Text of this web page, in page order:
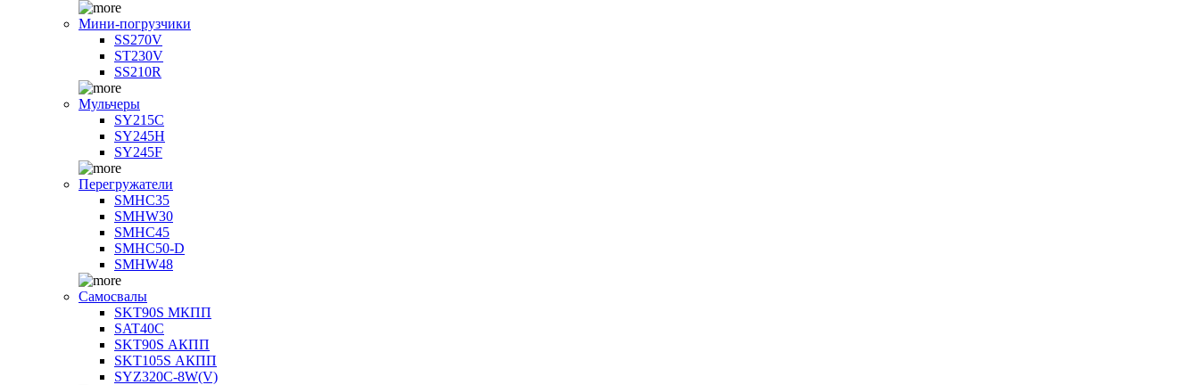
Мини-погрузчики
SS270V
ST230V
SS210R
Мульчеры
SY215C
SY245H
SY245F
Перегружатели
SMHC35
SMHW30
SMHC45
SMHC50-D
SMHW48
Самосвалы
SKT90S МКПП
SAT40C
SKT90S АКПП
SKT105S АКПП
SYZ320C-8W(V)